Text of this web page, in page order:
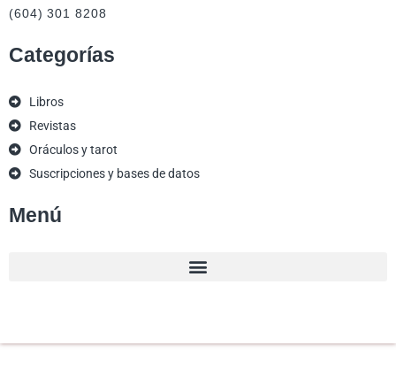
(604) 301 8208
Categorías
Libros
Revistas
Oráculos y tarot
Suscripciones y bases de datos
Menú